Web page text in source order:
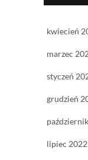
kwiecień
marzec
styczeń
grudzień
lipiec 2022